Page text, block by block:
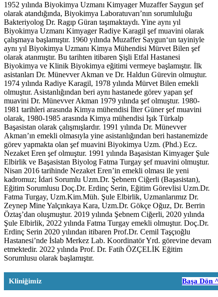
1952 yılında Biyokimya Uzmanı Kimyager Muzaffer Saygun şef
olarak atandığında, Biyokimya Laboratuvarı’nın sorumluluğu
Bakteriyolog Dr. Ragıp Güran taşımaktaydı. Yine aynı yıl
Biyokimya Uzmanı Kimyager Radiye Karagil şef muavini olarak
çalışmaya başlamıştır. 1960 yılında Muzaffer Saygun‘un tayiniyle
aynı yıl Biyokimya Uzmanı Kimya Mühendisi Mürvet Bilen şef
olarak atanmıştır. Bu tarihten itibaren Şişli Etfal Hastanesi
Biyokimya ve Klinik Biyokimya eğitimi vermeye başlamıştır. İlk
asistanları Dr. Münevver Akman ve Dr. Haldun Gürevin olmuştur.
1974 yılında Radiye Karagil, 1978 yılında Mürvet Bilen emekli
olmuştur. Asistanlığından beri aynı hastanede görev yapan şef
muavini Dr. Münevver Akman 1979 yılında şef olmuştur. 1980-
1981 tarihleri arasında Kimya mühendisi İlter Güner şef muavini
olarak, 1980-1985 arasında Kimya mühendisi Işık Türkalp
Başasistan olarak çalışmışlardır. 1991 yılında Dr. Münevver
Akman’ın emekli olmasıyla yine asistanlığından beri hastanemizde
görev yapmakta olan şef muavini Biyokimya Uzm. (Phd.) Ecz.
Nezaket Eren şef olmuştur. 1991 yılında Başasistan Kimyager Şule
Elbirlik ve Başasistan Biyolog Fatma Turgay şef muavini olmuştur.
Nisan 2016 tarihinde Nezaket Eren’in emekli olması ile yeni
kadromuz; İdari Sorumlu Uzm.Dr. Şebnem Ciğerli (Başasistan),
Eğitim Sorumlusu Doç.Dr. Erdinç Serin, Eğitim Görevlisi Uzm.Dr.
Fatma Turgay, Uzm.Kim.Müh. Şule Elbirlik, Uzmanlarımız Dr.
Zeynep Mine Yalçınkaya Kara, Uzm.Dr. Gökçe Oğuz, Dr. Berrin
Öztaş’dan oluşmuştur. 2019 yılında Şebnem Ciğerli, 2020 yılında
Şule Elbirlik, 2022 yılında Fatma Turgay emekli olmuştur. Doç.Dr.
Erdinç Serin 2020 yılından itibaren Prof.Dr. Cemil Taşçıoğlu
Hastanesi’nde İslab Merkez Lab. Koordinatör Yrd. görevine devam
etmektedir. 2022 yılında Prof. Dr. Fatih ÖZÇELİK Eğitim
Sorumlusu olarak başlamıştır.
Kliniğimiz Başa Dön